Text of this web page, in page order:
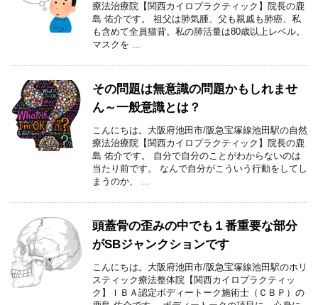
療法治療院【関西カイロプラクティック】院長の鹿
島 佑介です。 祖父は肺気腫、父も親戚も肺癌、私
も含めて全員猫背。私の肺活量は80歳以上レベル。
マスクを ...
その問題は無意識の問題かもしれませ
ん～一般意識とは？
こんにちは。大阪府池田市/阪急宝塚線池田駅の自然
療法治療院【関西カイロプラクティック】院長の鹿
島 佑介です。 自分で自分のことがわからないのは
当たり前です。 なんで自分がこういう行動をしてし
まうのか、 ...
頭蓋骨の歪みの中でも１番重要な部分
がSBジャンクションです
こんにちは。大阪府池田市/阪急宝塚線池田駅のホリ
スティック療法整体院【関西カイロプラクティッ
ク】ＩＢＡ認定ボディートーク施術士（ＣＢＰ）の